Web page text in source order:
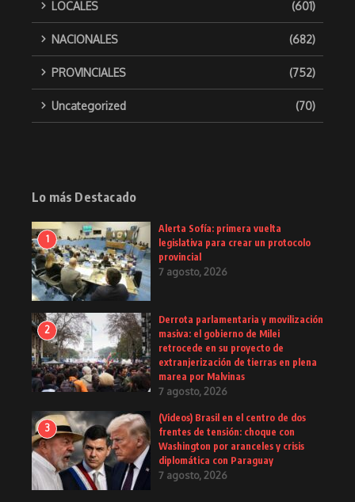
LOCALES (601)
NACIONALES (682)
PROVINCIALES (752)
Uncategorized (70)
Lo más Destacado
1
Alerta Sofía: primera vuelta
legislativa para crear un protocolo
provincial
7 agosto, 2026
2
Derrota parlamentaria y movilización
masiva: el gobierno de Milei
retrocede en su proyecto de
extranjerización de tierras en plena
marea por Malvinas
7 agosto, 2026
3
(Videos) Brasil en el centro de dos
frentes de tensión: choque con
Washington por aranceles y crisis
diplomática con Paraguay
7 agosto, 2026